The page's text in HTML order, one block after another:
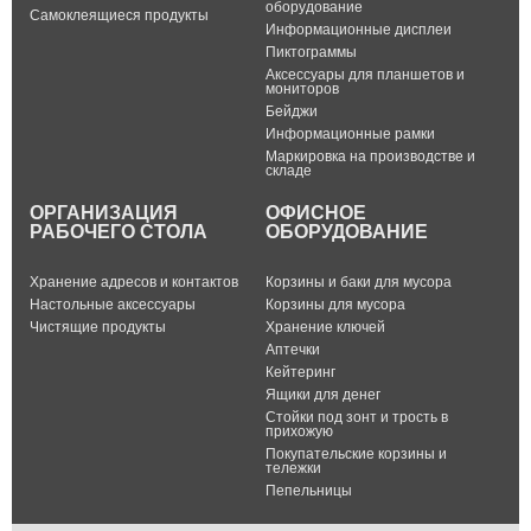
Самоклеящиеся продукты
оборудование
Информационные дисплеи
Пиктограммы
Аксессуары для планшетов и
мониторов
Бейджи
Информационные рамки
Маркировка на производстве и
складе
ОРГАНИЗАЦИЯ
РАБОЧЕГО СТОЛА
Хранение адресов и контактов
Настольные аксессуары
Чистящие продукты
ОФИСНОЕ
ОБОРУДОВАНИЕ
Корзины и баки для мусора
Корзины для мусора
Хранение ключей
Аптечки
Кейтеринг
Ящики для денег
Стойки под зонт и трость в
прихожую
Покупательские корзины и
тележки
Пепельницы